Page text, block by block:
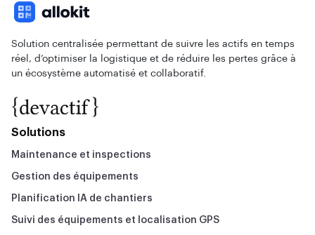
Solution centralisée permettant de suivre les actifs en temps
réel, d’optimiser la logistique et de réduire les pertes grâce à
un écosystème automatisé et collaboratif.
Solutions
Maintenance et inspections
Gestion des équipements
Planification IA de chantiers
Suivi des équipements et localisation GPS